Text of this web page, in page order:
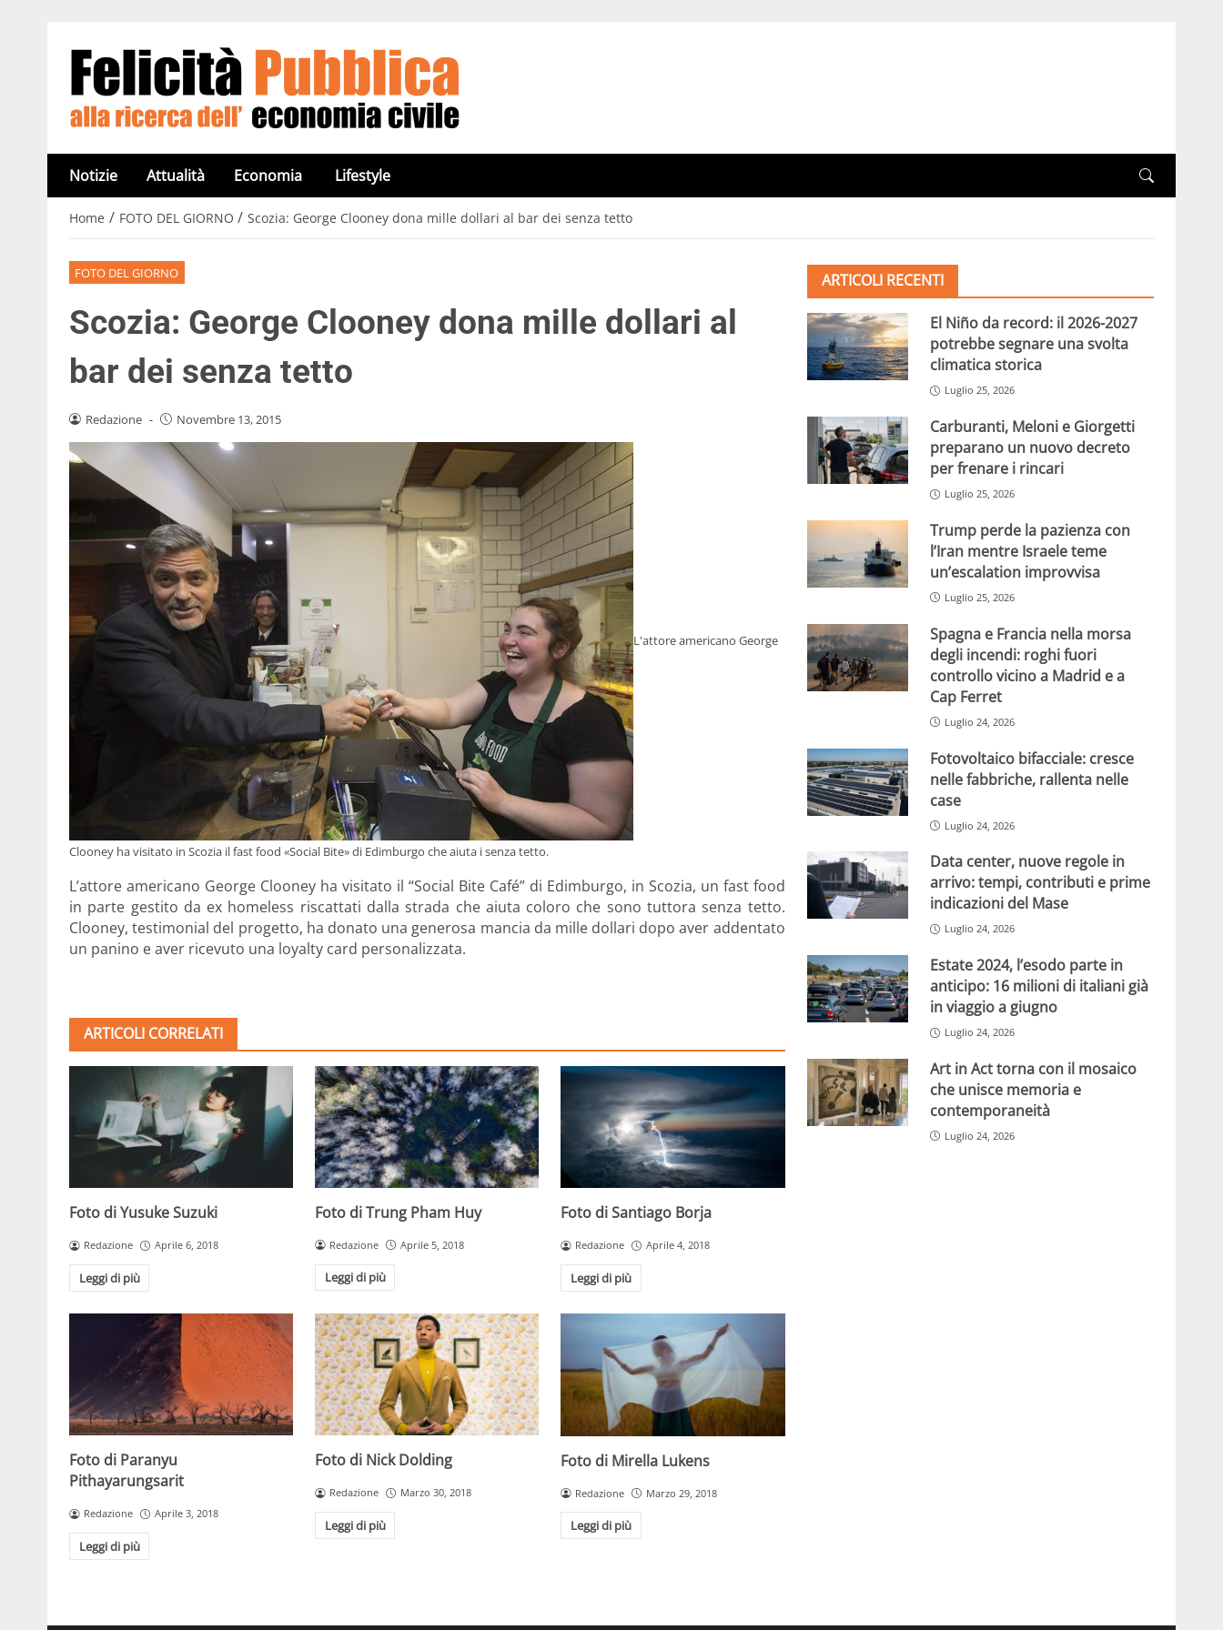
Notizie Attualità Economia Lifestyle
Home / FOTO DEL GIORNO / Scozia: George Clooney dona mille dollari al bar dei senza tetto
FOTO DEL GIORNO
Scozia: George Clooney dona mille dollari al
bar dei senza tetto
Redazione - Novembre 13, 2015
L'attore americano George
Clooney ha visitato in Scozia il fast food «Social Bite» di Edimburgo che aiuta i senza tetto.
L’attore americano George Clooney ha visitato il “Social Bite Café” di Edimburgo, in Scozia, un fast food
in parte gestito da ex homeless riscattati dalla strada che aiuta coloro che sono tuttora senza tetto.
Clooney, testimonial del progetto, ha donato una generosa mancia da mille dollari dopo aver addentato
un panino e aver ricevuto una loyalty card personalizzata.
ARTICOLI CORRELATI
Foto di Yusuke Suzuki
Redazione Aprile 6, 2018
Leggi di più
Foto di Trung Pham Huy
Redazione Aprile 5, 2018
Leggi di più
Foto di Santiago Borja
Redazione Aprile 4, 2018
Leggi di più
Foto di Paranyu
Pithayarungsarit
Redazione Aprile 3, 2018
Leggi di più
Foto di Nick Dolding
Redazione Marzo 30, 2018
Leggi di più
Foto di Mirella Lukens
Redazione Marzo 29, 2018
Leggi di più
ARTICOLI RECENTI
El Niño da record: il 2026-2027
potrebbe segnare una svolta
climatica storica
Luglio 25, 2026
Carburanti, Meloni e Giorgetti
preparano un nuovo decreto
per frenare i rincari
Luglio 25, 2026
Trump perde la pazienza con
l’Iran mentre Israele teme
un’escalation improvvisa
Luglio 25, 2026
Spagna e Francia nella morsa
degli incendi: roghi fuori
controllo vicino a Madrid e a
Cap Ferret
Luglio 24, 2026
Fotovoltaico bifacciale: cresce
nelle fabbriche, rallenta nelle
case
Luglio 24, 2026
Data center, nuove regole in
arrivo: tempi, contributi e prime
indicazioni del Mase
Luglio 24, 2026
Estate 2024, l’esodo parte in
anticipo: 16 milioni di italiani già
in viaggio a giugno
Luglio 24, 2026
Art in Act torna con il mosaico
che unisce memoria e
contemporaneità
Luglio 24, 2026